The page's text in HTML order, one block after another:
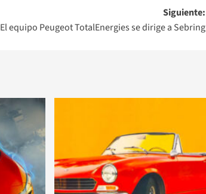
Siguiente:
El equipo Peugeot TotalEnergies se dirige a Sebring